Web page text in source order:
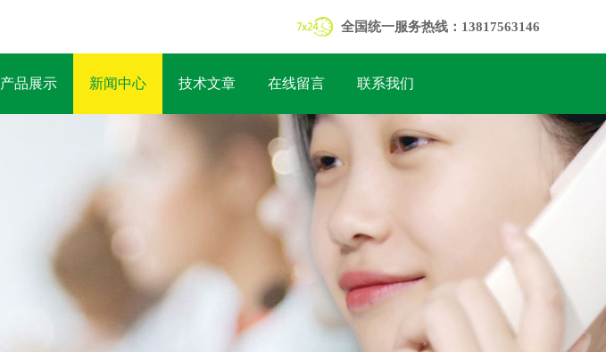
全国统一服务热线：13817563146
产品展示 新闻中心 技术文章 在线留言 联系我们